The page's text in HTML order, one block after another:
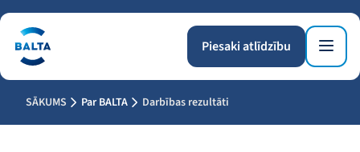
Piesaki atlīdzību
SĀKUMS Par BALTA Darbības rezultāti